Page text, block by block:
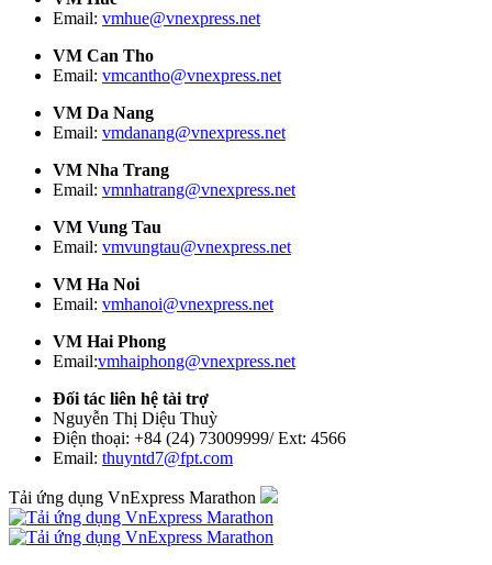
Email: vmhue@vnexpress.net
VM Can Tho
Email: vmcantho@vnexpress.net
VM Da Nang
Email: vmdanang@vnexpress.net
VM Nha Trang
Email: vmnhatrang@vnexpress.net
VM Vung Tau
Email: vmvungtau@vnexpress.net
VM Ha Noi
Email: vmhanoi@vnexpress.net
VM Hai Phong
Email:vmhaiphong@vnexpress.net
Đối tác liên hệ tài trợ
Nguyễn Thị Diệu Thuỳ
Điện thoại: +84 (24) 73009999/ Ext: 4566
Email: thuyntd7@fpt.com
Tải ứng dụng VnExpress Marathon